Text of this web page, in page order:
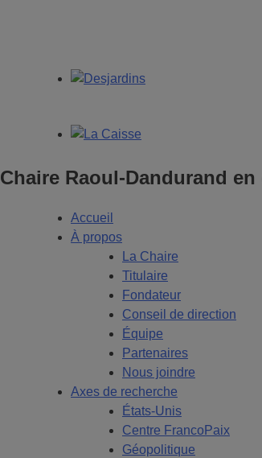
Chaire Raoul-Dandurand
Accueil
À propos
La Chaire
Titulaire
Fondateur
Conseil de direction
Équipe
Partenaires
Nous joindre
Axes de recherche
États-Unis
Centre FrancoPaix
Géopolitique